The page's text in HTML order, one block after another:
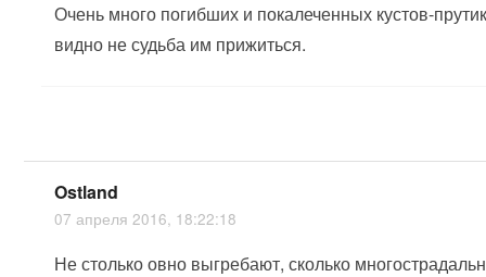
Очень много погибших и покалеченных кустов-
видно не судьба им прижиться.
Ostland
07 апреля 2016, 18:22:18
Не столько овно выгребают, сколько